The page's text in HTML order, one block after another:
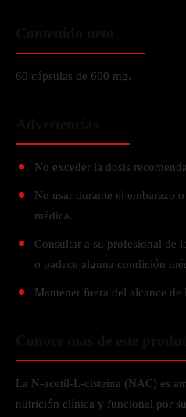
60 cápsulas de 600 mg.
No exceder la dosis
No usar durante el embarazo
médica.
Consultar a su profesional de
o padece alguna condición
Mantener fuera del alcance de
La N-acetil-L-cisteína (NAC) es
nutrición clínica y funcional por